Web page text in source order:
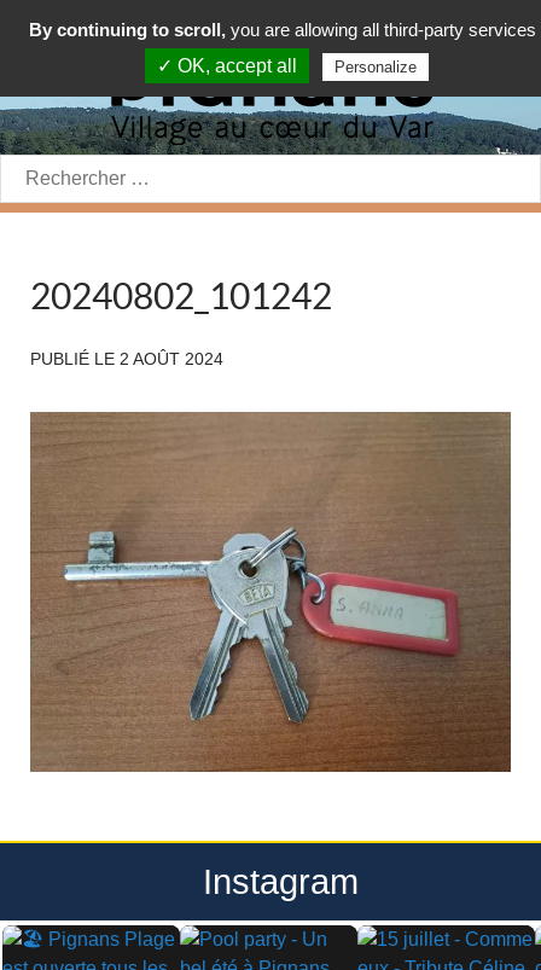
Rechercher:
20240802_101242
PUBLIÉ LE 2 AOÛT 2024
Instagram
By continuing to scroll, you are allowing all third-party services
✓ OK, accept all
Personalize